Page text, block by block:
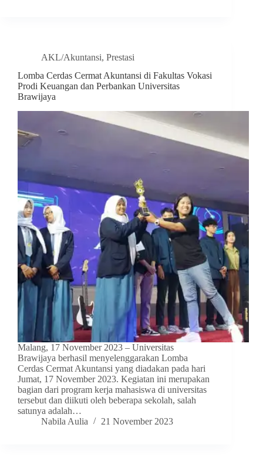
AKL/Akuntansi, Prestasi
Lomba Cerdas Cermat Akuntansi di Fakultas Vokasi
Prodi Keuangan dan Perbankan Universitas
Brawijaya
Malang, 17 November 2023 – Universitas
Brawijaya berhasil menyelenggarakan Lomba
Cerdas Cermat Akuntansi yang diadakan pada hari
Jumat, 17 November 2023. Kegiatan ini merupakan
bagian dari program kerja mahasiswa di universitas
tersebut dan diikuti oleh beberapa sekolah, salah
satunya adalah…
Nabila Aulia
21 November 2023